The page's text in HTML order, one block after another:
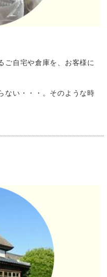
ご自宅や倉庫を、お客様に
ない・・・。そのような時